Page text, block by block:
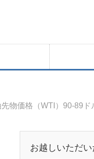
物価格（WTI）90-89ド
お越しいただ